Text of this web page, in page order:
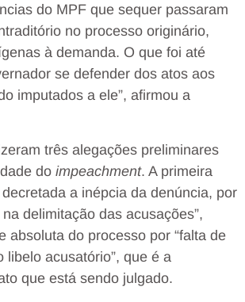
do MPF que sequer passaram
no processo originário,
à demanda. O que foi até
se defender dos atos aos
imputados a ele”, afirmou a
três alegações preliminares
do impeachment. A primeira
a inépcia da denúncia, por
delimitação das acusações”,
absoluta do processo por “falta de
libelo acusatório”, que é a
que está sendo julgado.